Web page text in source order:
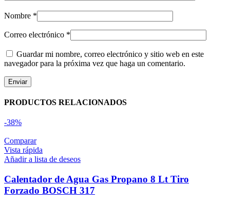
Nombre *
Correo electrónico *
Guardar mi nombre, correo electrónico y sitio web en este
navegador para la próxima vez que haga un comentario.
PRODUCTOS RELACIONADOS
-38%
Comparar
Vista rápida
Añadir a lista de deseos
Calentador de Agua Gas Propano 8 Lt Tiro
Forzado BOSCH 317